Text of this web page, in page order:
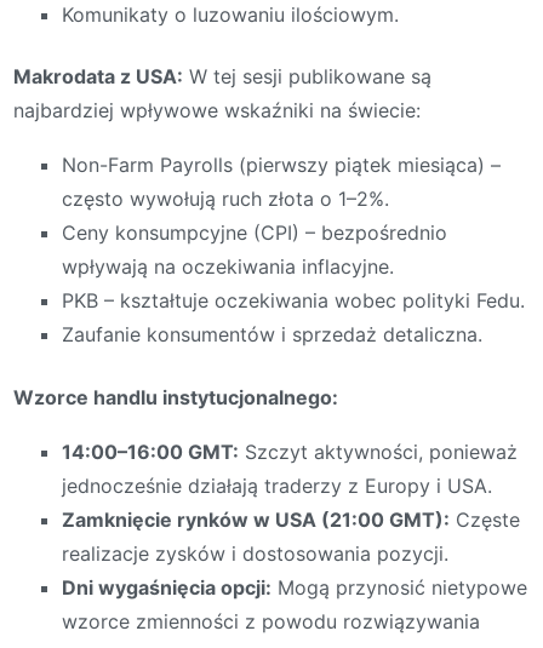
Komunikaty o luzowaniu ilościowym.
Makrodata z USA: W tej sesji publikowane są
najbardziej wpływowe wskaźniki na świecie:
Non-Farm Payrolls (pierwszy piątek miesiąca) –
często wywołują ruch złota o 1–2%.
Ceny konsumpcyjne (CPI) – bezpośrednio
wpływają na oczekiwania inflacyjne.
PKB – kształtuje oczekiwania wobec polityki Fedu.
Zaufanie konsumentów i sprzedaż detaliczna.
Wzorce handlu instytucjonalnego:
14:00–16:00 GMT: Szczyt aktywności, ponieważ
jednocześnie działają traderzy z Europy i USA.
Zamknięcie rynków w USA (21:00 GMT): Częste
realizacje zysków i dostosowania pozycji.
Dni wygaśnięcia opcji: Mogą przynosić nietypowe
wzorce zmienności z powodu rozwiązywania